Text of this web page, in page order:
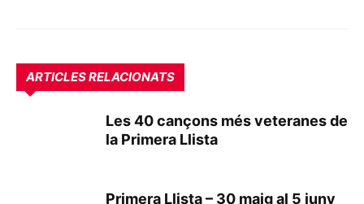
ARTICLES RELACIONATS
Les 40 cançons més veteranes de
la Primera Llista
Primera Llista – 30 maig al 5 juny